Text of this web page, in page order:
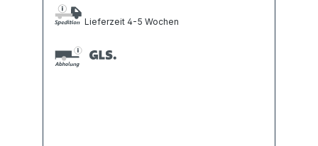
Lieferzeit 4-5 Wochen